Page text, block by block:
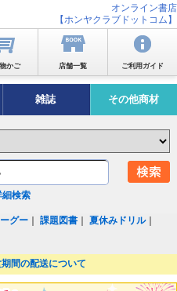
オンライン書店
【ホンヤクラブドットコム】
かご 店舗一覧 ご利用ガイド
雑誌 その他商材
細検索
グー ｜課題図書 ｜夏休みドリル｜
期間の配送について